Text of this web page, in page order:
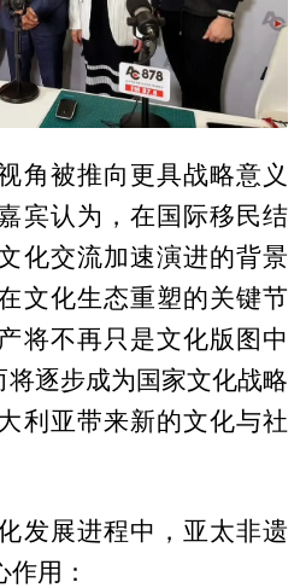
角被推向更具战略意义
宾认为，在国际移民结
化交流加速演进的背景
文化生态重塑的关键节
将不再只是文化版图中
将逐步成为国家文化战略
利亚带来新的文化与社
发展进程中，亚太非遗
用：